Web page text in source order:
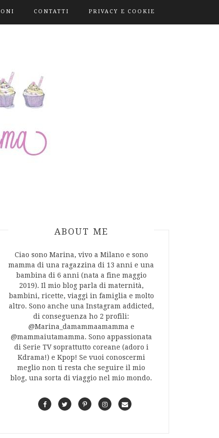
CONTATTI PRIVACY E COOKIE
ABOUT AUTHOR
ABOUT ME
Ciao sono Marina, vivo a Milano e sono
mamma di una ragazzina di 13 anni e una
bambina di 6 anni (nata a fine maggio
2019). Il mio blog parla di maternità,
bambini, ricette, viaggi in famiglia e molto
altro. Sono anche una Instagram addicted,
di conseguenza ho 2 profili:
@Marina_damammaamamma e
@mammaiutamamma. Sono appassionata
di Serie TV soprattutto coreane (adoro i
Kdrama!) e Kpop! Se vuoi conoscermi
meglio non ti resta che seguire il mio
blog, una sorta di viaggio nel mio mondo.
F
T
P
I
C